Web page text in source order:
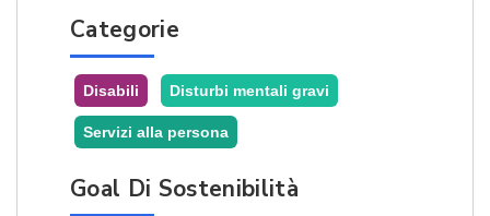
Categorie
Disabili Disturbi mentali gravi
Servizi alla persona
Goal Di Sostenibilità